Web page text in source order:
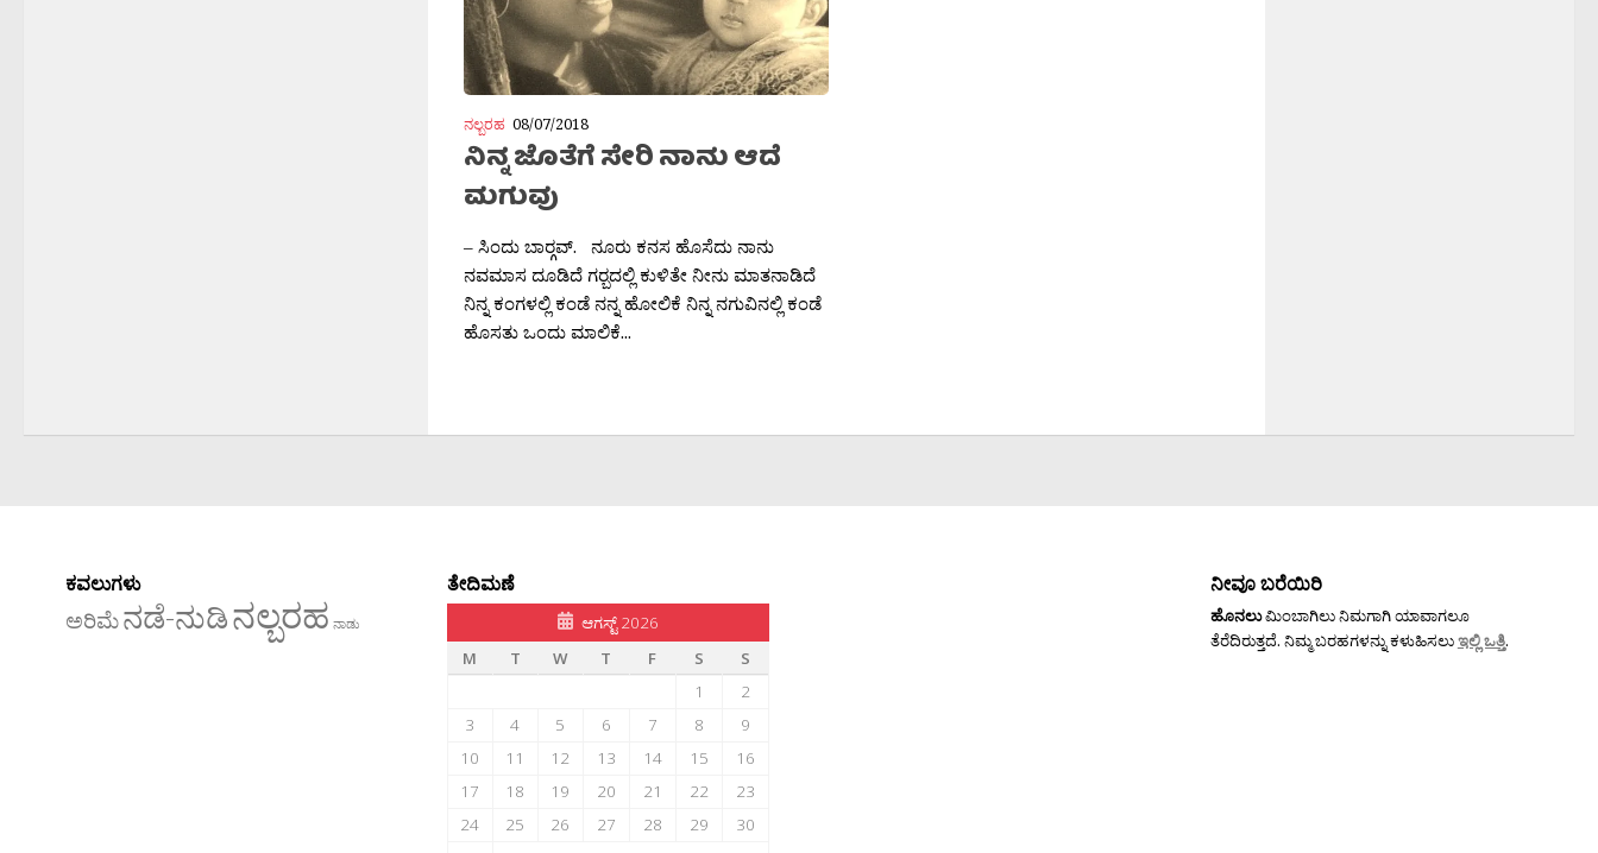
ನಲ್ಬರಹ 08/07/2018
ನಿನ್ನ ಜೊತೆಗೆ ಸೇರಿ ನಾನು ಆದೆ
ಮಗುವು
– ಸಿಂದು ಬಾರ‍್ಗವ್. ನೂರು ಕನಸ ಹೊಸೆದು ನಾನು
ನವಮಾಸ ದೂಡಿದೆ ಗರ‍್ಬದಲ್ಲಿ ಕುಳಿತೇ ನೀನು ಮಾತನಾಡಿದೆ
ನಿನ್ನ ಕಂಗಳಲ್ಲಿ ಕಂಡೆ ನನ್ನ ಹೋಲಿಕೆ ನಿನ್ನ ನಗುವಿನಲ್ಲಿ ಕಂಡೆ
ಹೊಸತು ಒಂದು ಮಾಲಿಕೆ...
ಕವಲುಗಳು
ಅರಿಮೆನಡೆ-ನುಡಿನಲ್ಬರಹ ನಾಡು
ತೇದಿಮಣೆ
ಆಗಸ್ಟ್ 2026
M
T W T F S
S
1
2
3
4 5 6 7 8
9
10
11 12 13 14 15
16
17
18 19 20 21 22
23
24
25 26 27 28 29
30
ನೀವೂ ಬರೆಯಿರಿ
ಹೊನಲುಮಿಂಬಾಗಿಲು ನಿಮಗಾಗಿ ಯಾವಾಗಲೂ
ತೆರೆದಿರುತ್ತದೆ. ನಿಮ್ಮ ಬರಹಗಳನ್ನು ಕಳುಹಿಸಲುಇಲ್ಲಿ ಒತ್ತಿ.